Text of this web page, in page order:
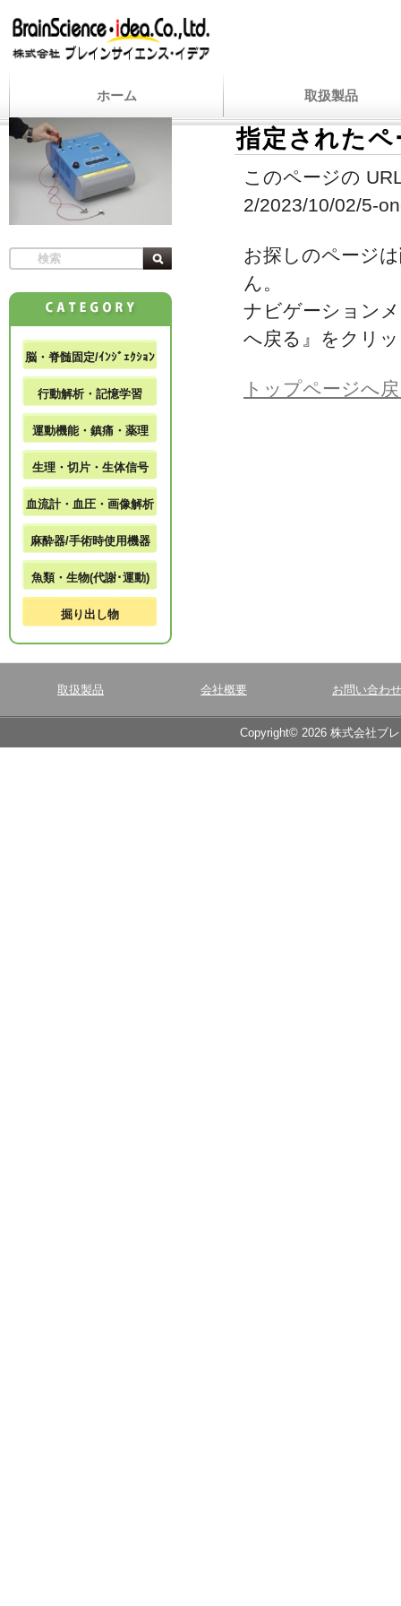
ホーム 取扱製品
指定された
このページの
2/2023/10/02/5-
お探しのページ
ん。
ナビゲーション
へ戻る』をクリ
トップページへ
脳・脊髄固定/ｲﾝｼﾞｪｸｼｮﾝ
行動解析・記憶学習
運動機能・鎮痛・薬理
生理・切片・生体信号
血流計・血圧・画像解析
麻酔器/手術時使用機器
魚類・生物(代謝･運動)
掘り出し物
取扱製品 会社概要 お問い合わせ
Copyright© 2026 株式会社ブ